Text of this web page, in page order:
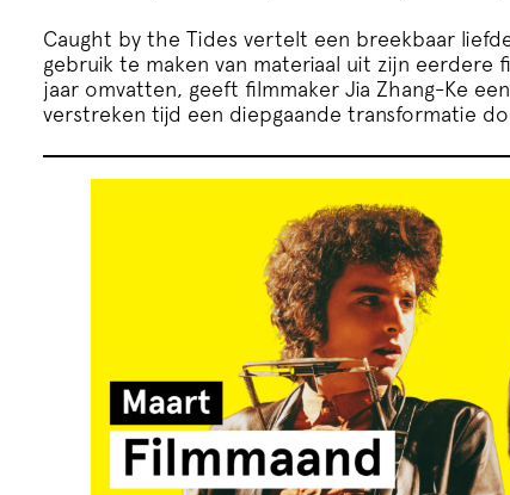
Caught by the Tides vertelt een breekbaar
gebruik te maken van materiaal uit zijn eerdere
jaar omvatten, geeft filmmaker Jia Zhang-Ke
verstreken tijd een diepgaande transformatie